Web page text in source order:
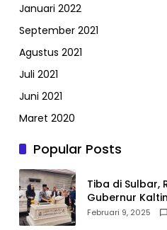
Januari 2022
September 2021
Agustus 2021
Juli 2021
Juni 2021
Maret 2020
Popular Posts
Tiba di Sulbar,
Gubernur
Disambut
Februari 9, 2025